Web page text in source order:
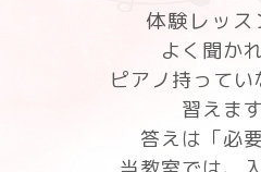
体験レッス
よく聞か
ピアノ持って
習えま
答えは「必